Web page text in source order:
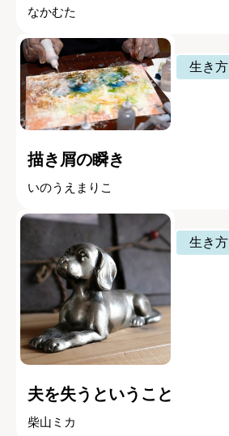
なかむた
生き方
描き屑の瞬き
いのうえまりこ
生き方
夫を失うということ
柴山ミカ